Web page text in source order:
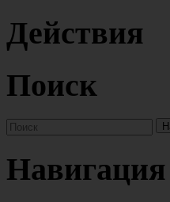
Действия
Поиск
Навигация